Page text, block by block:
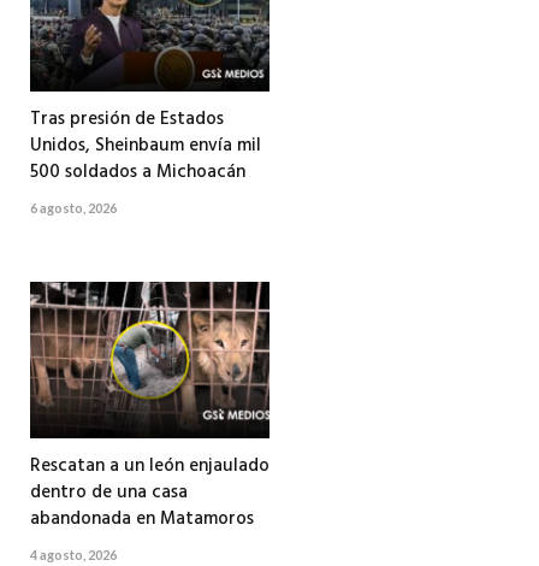
Tras presión de Estados
Unidos, Sheinbaum envía mil
500 soldados a Michoacán
6 agosto, 2026
Rescatan a un león enjaulado
dentro de una casa
abandonada en Matamoros
4 agosto, 2026